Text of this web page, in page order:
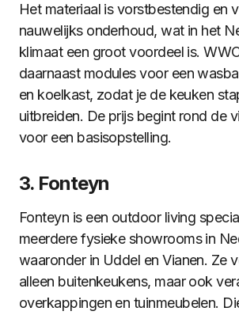
Het materiaal is vorstbestendig en
nauwelijks onderhoud, wat in het
klimaat een groot voordeel is.
daarnaast modules voor een
en koelkast, zodat je de keuken
uitbreiden. De prijs begint rond de
voor een basisopstelling.
3. Fonteyn
Fonteyn is een outdoor living
meerdere fysieke showrooms in
waaronder in Uddel en Vianen. Ze
alleen buitenkeukens, maar ook
overkappingen en tuinmeubelen.